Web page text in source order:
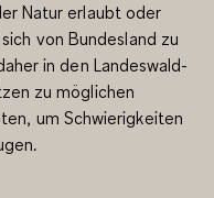
Natur erlaubt oder
von Bundesland zu
in den Landeswald-
zu möglichen
um Schwierigkeiten